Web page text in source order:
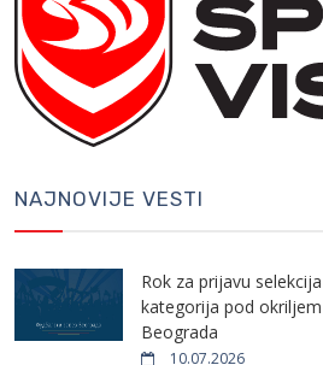
NAJNOVIJE VESTI
Rok za prijavu
kategorija pod
Beograda
10.07.2026